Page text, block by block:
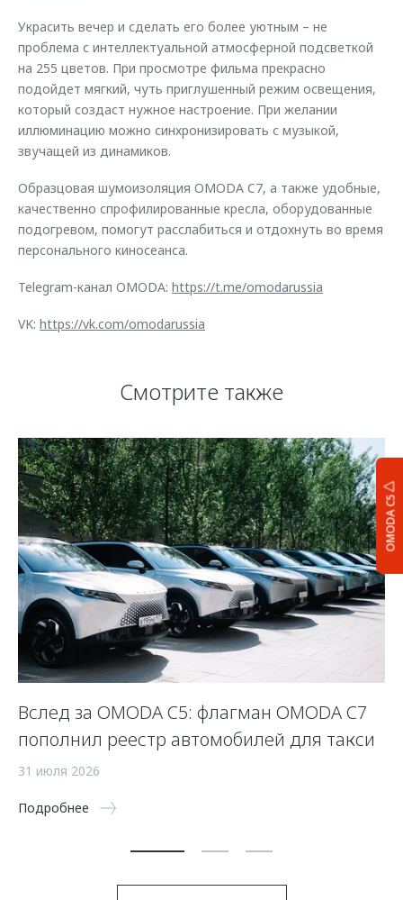
OMODA C5
Украсить вечер и сделать его более уютным – не
проблема с интеллектуальной атмосферной подсветкой
на 255 цветов. При просмотре фильма прекрасно
подойдет мягкий, чуть приглушенный режим освещения,
который создаст нужное настроение. При желании
иллюминацию можно синхронизировать с музыкой,
звучащей из динамиков.
Образцовая шумоизоляция OMODA C7, а также удобные,
качественно спрофилированные кресла, оборудованные
подогревом, помогут расслабиться и отдохнуть во время
персонального киносеанса.
Telegram-канал OMODA: https://t.me/omodarussia
VK: https://vk.com/omodarussia
Смотрите также
Вслед за OMODA C5: флагман OMODA C7
пополнил реестр автомобилей для такси
31 июля 2026
Подробнее